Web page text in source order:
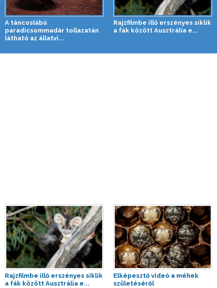
A táncoslábú
paradicsommadár tollazatán
látható az állatvi...
Rajzfilmbe illő erszényes siklik
a fák között Ausztrália e...
Rajzfilmbe illő erszényes siklik
a fák között Ausztrália e...
Elképesztő videó a méhek
születéséről